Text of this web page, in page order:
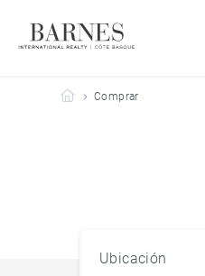
Barnes Côte Basque
Comprar
Ubicación